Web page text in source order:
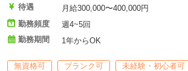
待遇
月給300,000〜400,000円
勤務頻度
週4~5回
勤務期間
1年からOK
無資格可 ブランク可 未経験・初心者可